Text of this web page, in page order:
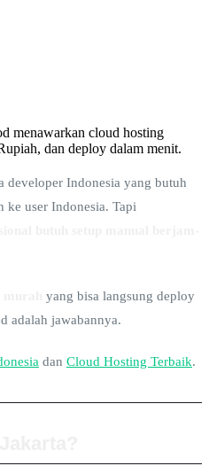
menawarkan cloud hosting
dan deploy dalam menit.
developer Indonesia yang butuh
ke user Indonesia. Tapi
yang bisa langsung deploy
adalah jawabannya.
dan Cloud Hosting Terbaik.